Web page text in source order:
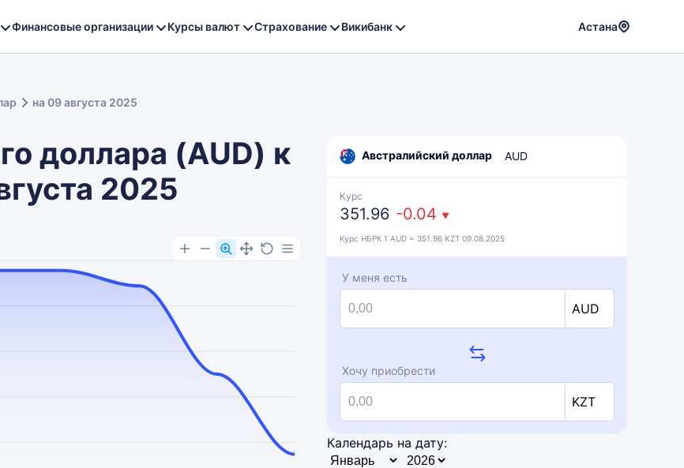
Финансовые организации Курсы валют Страхование Викибанк Астана
на 09 августа 2025
доллара (AUD) к
2025
Австралийский доллар AUD
Курс
351.96 -0.04 ▼
Курс НБРК 1 AUD = 351.96 KZT 09.08.2025
У меня есть
AUD
Хочу приобрести
KZT
Календарь на дату: